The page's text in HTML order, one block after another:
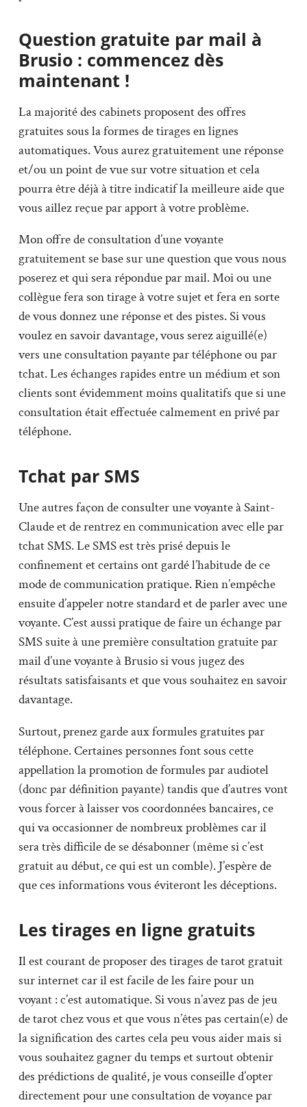
Question gratuite par mail à
Brusio : commencez dès
maintenant !
La majorité des cabinets proposent des offres
gratuites sous la formes de tirages en lignes
automatiques. Vous aurez gratuitement une réponse
et/ou un point de vue sur votre situation et cela
pourra être déjà à titre indicatif la meilleure aide que
vous aillez reçue par apport à votre problème.
Mon offre de consultation d’une voyante
gratuitement se base sur une question que vous nous
poserez et qui sera répondue par mail. Moi ou une
collègue fera son tirage à votre sujet et fera en sorte
de vous donnez une réponse et des pistes. Si vous
voulez en savoir davantage, vous serez aiguillé(e)
vers une consultation payante par téléphone ou par
tchat. Les échanges rapides entre un médium et son
clients sont évidemment moins qualitatifs que si une
consultation était effectuée calmement en privé par
téléphone.
Tchat par SMS
Une autres façon de consulter une voyante à Saint-
Claude et de rentrez en communication avec elle par
tchat SMS. Le SMS est très prisé depuis le
confinement et certains ont gardé l’habitude de ce
mode de communication pratique. Rien n’empêche
ensuite d’appeler notre standard et de parler avec une
voyante. C’est aussi pratique de faire un échange par
SMS suite à une première consultation gratuite par
mail d’une voyante à Brusio si vous jugez des
résultats satisfaisants et que vous souhaitez en savoir
davantage.
Surtout, prenez garde aux formules gratuites par
téléphone. Certaines personnes font sous cette
appellation la promotion de formules par audiotel
(donc par définition payante) tandis que d’autres vont
vous forcer à laisser vos coordonnées bancaires, ce
qui va occasionner de nombreux problèmes car il
sera très difficile de se désabonner (même si c’est
gratuit au début, ce qui est un comble). J’espère de
que ces informations vous éviteront les déceptions.
Les tirages en ligne gratuits
Il est courant de proposer des tirages de tarot gratuit
sur internet car il est facile de les faire pour un
voyant : c’est automatique. Si vous n’avez pas de jeu
de tarot chez vous et que vous n’êtes pas certain(e) de
la signification des cartes cela peu vous aider mais si
vous souhaitez gagner du temps et surtout obtenir
des prédictions de qualité, je vous conseille d’opter
directement pour une consultation de voyance par